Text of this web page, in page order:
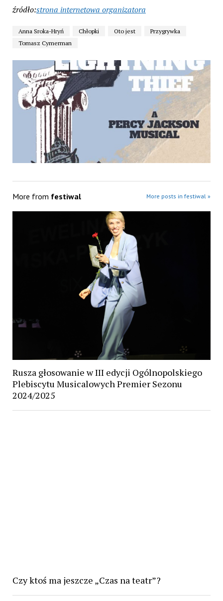
źródło:strona internetowa organizatora
Anna Sroka-Hryń Chłopki Oto jest
Przygrywka
Tomasz Cymerman
More from festiwal More posts in festiwal »
Rusza głosowanie w III edycji Ogólnopolskiego
Plebiscytu Musicalowych Premier Sezonu
2024/2025
Czy ktoś ma jeszcze „Czas na teatr”?